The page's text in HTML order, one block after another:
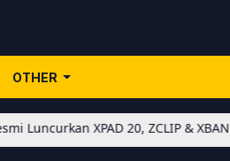
OTHER
20, ZCLIP & XBAND di Indonesia!